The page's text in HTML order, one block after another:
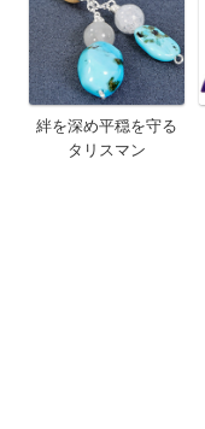
絆を深め平穏を守る
タリスマン